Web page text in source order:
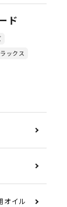
ド
ックス
オイル